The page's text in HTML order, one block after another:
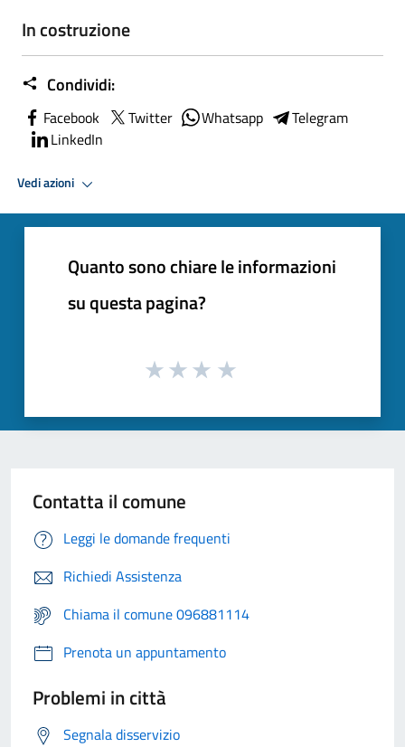
In costruzione
Condividi:
Facebook Twitter Whatsapp
Telegram
LinkedIn
Vedi azioni
Quanto sono chiare le informazioni
su questa pagina?
Contatta il comune
Leggi le domande frequenti
Richiedi Assistenza
Chiama il comune 096881114
Prenota un appuntamento
Problemi in città
Segnala disservizio